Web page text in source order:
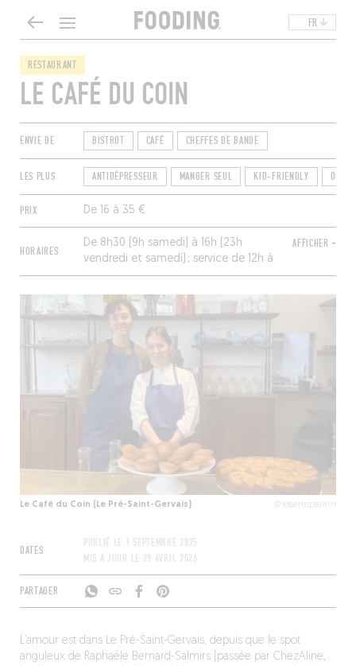
FR
RESTAURANT
LE CAFÉ DU COIN
ENVIE DE BISTROT CAFÉ CHEFFES DE BANDE
LES PLUS ANTIDÉPRESSEUR MANGER SEUL KID-FRIENDLY
PRIX De 16 à 35 €
HORAIRES
De 8h30 (9h samedi) à 16h (23h
vendredi et samedi) ; service de 12h à
14h30 et de 19h à 22h (uniquement
et lundi.
AFFICHER +
Le Café du Coin (Le Pré-Saint-Gervais) © @serrepantin
DATES
PUBLIÉ LE
1 SEPTEMBRE 2025
MIS À JOUR LE 29 AVRIL 2026
PARTAGER
L’amour est dans Le Pré-Saint-Gervais, depuis que le spot
anguleux de Raphaële Bernard-Salmirs (passée par ChezAline,